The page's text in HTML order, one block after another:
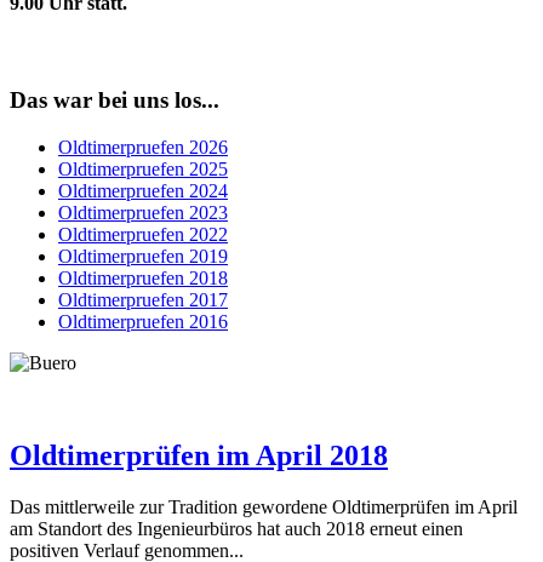
Das war bei uns los...
Oldtimerpruefen 2026
Oldtimerpruefen 2025
Oldtimerpruefen 2024
Oldtimerpruefen 2023
Oldtimerpruefen 2022
Oldtimerpruefen 2019
Oldtimerpruefen 2018
Oldtimerpruefen 2017
Oldtimerpruefen 2016
Oldtimerprüfen im April 2018
Das mittlerweile zur Tradition gewordene Oldtimerprüfen im April
am Standort des Ingenieurbüros hat auch 2018 erneut einen
positiven Verlauf genommen...